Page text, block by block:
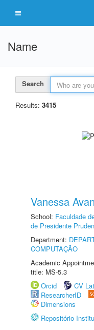
Name
Search
Results: 3415
Vanessa
School: Faculdade
de Presidente
Department:
COMPUTAÇÃO
Academic
title: MS-5.3
Orcid
CV
ResearcherID
Dimensions
Repositório